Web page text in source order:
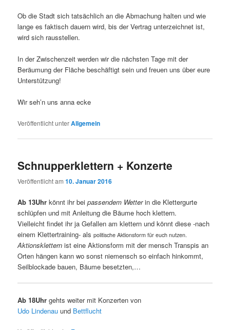
Ob die Stadt sich tatsächlich an die Abmachung halten und wie
lange es faktisch dauern wird, bis der Vertrag unterzeichnet ist,
wird sich rausstellen.
In der Zwischenzeit werden wir die nächsten Tage mit der
Beräumung der Fläche beschäftigt sein und freuen uns über eure
Unterstützung!
Wir seh’n uns anna ecke
Veröffentlicht unterAllgemein
Schnupperklettern + Konzerte
Veröffentlicht am10. Januar 2016
Ab 13Uhr könnt ihr beipassendem Wetterin die Klettergurte
schlüpfen und mit Anleitung die Bäume hoch klettern.
Vielleicht findet ihr ja Gefallen am klettern und könnt diese -nach
einem Klettertraining- alspolitische Aktionsform für euch nutzen.
Aktionsklettern ist eine Aktionsform mit der mensch Transpis an
Orten hängen kann wo sonst niemensch so einfach hinkommt,
Seilblockade bauen, Bäume besetzten,…
Ab 18Uhr gehts weiter mit Konzerten von
Udo Lindenau und Bettflucht